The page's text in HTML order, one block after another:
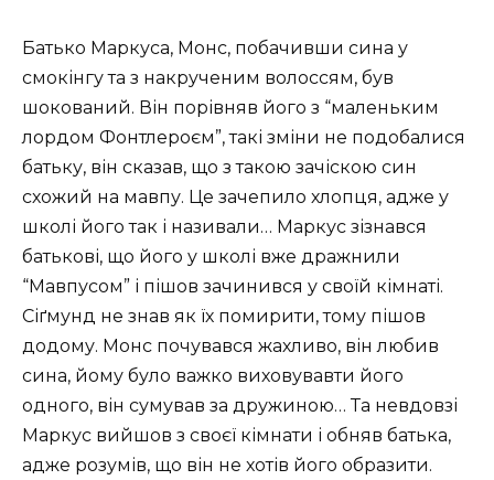
Батько Маркуса, Монс, побачивши сина у
смокінгу та з накрученим волоссям, був
шокований. Він порівняв його з “маленьким
лордом Фонтлероєм”, такі зміни не подобалися
батьку, він сказав, що з такою зачіскою син
схожий на мавпу. Це зачепило хлопця, адже у
школі його так і називали… Маркус зізнався
батькові, що його у школі вже дражнили
“Мавпусом” і пішов зачинився у своїй кімнаті.
Сіґмунд не знав як їх помирити, тому пішов
додому. Монс почувався жахливо, він любив
сина, йому було важко виховувавти його
одного, він сумував за дружиною… Та невдовзі
Маркус вийшов з своєї кімнати і обняв батька,
адже розумів, що він не хотів його образити.